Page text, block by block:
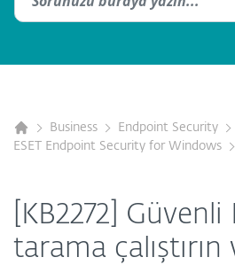
Business
Endpoint Security
ESET Endpoint Security for Windows
[KB2272]
tarama çalıştırın